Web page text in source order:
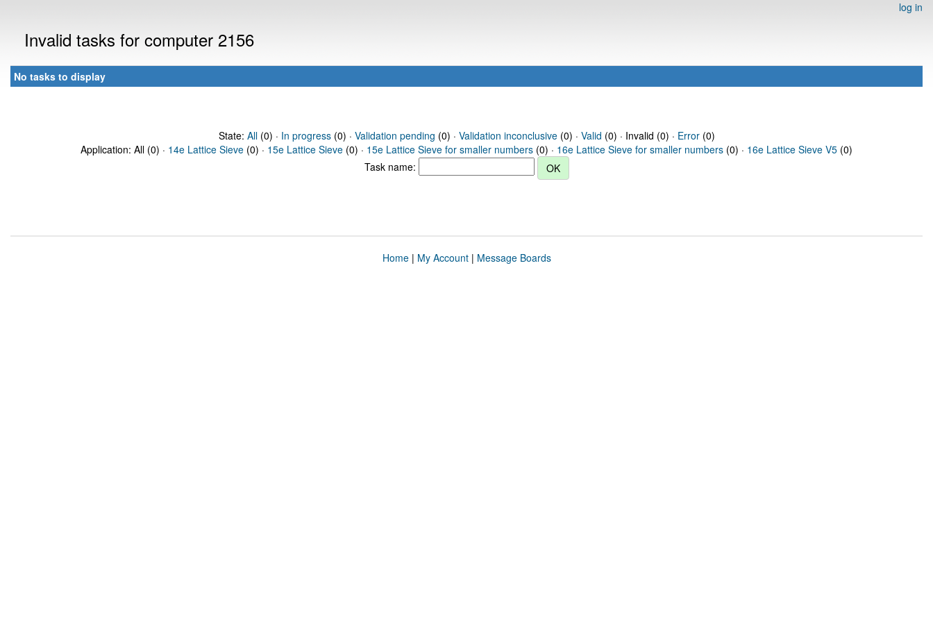
log in
Invalid tasks for computer 2156
No tasks to display
State: All(0) · In progress(0) · Validation pending (0) · Validation inconclusive(0) · Valid (0) · Invalid (0) · Error(0)
Application: All (0) · 14e Lattice Sieve (0) · 15e Lattice Sieve (0) · 15e Lattice Sieve for smaller numbers (0) · 16e Lattice Sieve for smaller numbers (0) · 16e Lattice Sieve V5 (0)
Task name:
Home| My Account| Message Boards